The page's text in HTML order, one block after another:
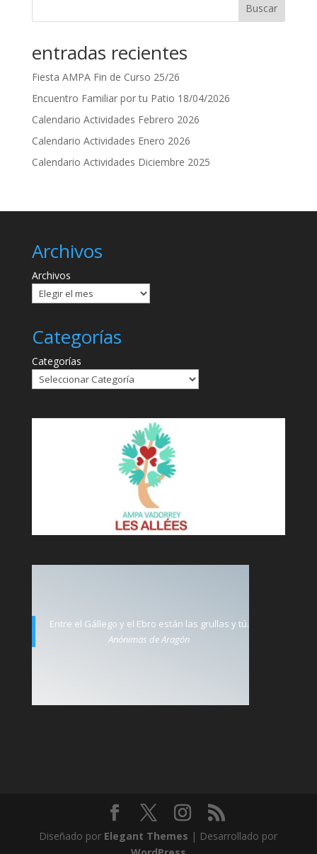
Buscar
entradas recientes
Fiesta AMPA Fin de Curso 25/26
Encuentro Familiar por tu Patio 18/04/2026
Calendario Actividades Febrero 2026
Calendario Actividades Enero 2026
Calendario Actividades Diciembre 2025
Archivos
Archivos
Categorías
Categorías
Entre el Gállego y el Ebro están las grullas y tú.
Anónimas de Aragón
Diseñado por Elegant Themes | Desarrollado por